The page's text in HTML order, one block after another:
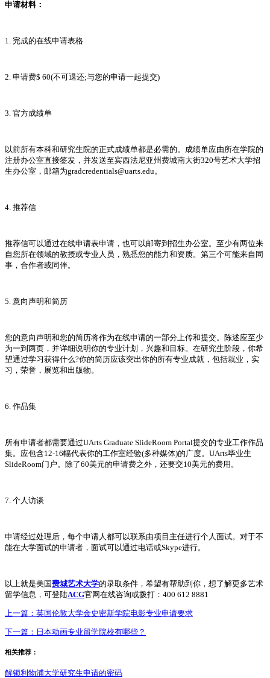
申请材料：
1. 完成的在线申请表格
2. 申请费$ 60(不可退还;与您的申请一起提交)
3. 官方成绩单
以前所有本科和研究生院的正式成绩单都是必需的。成绩单应由所在学院的
注册办公室直接签发，并发送至宾西法尼亚州费城南大街320号艺术大学招
生办公室，邮箱为gradcredentials@uarts.edu。
4. 推荐信
推荐信可以通过在线申请表申请，也可以邮寄到招生办公室。至少有两位来
自您所在领域的教授或专业人员，熟悉您的能力和资质。第三个可能来自同
事，合作者或同伴。
5. 意向声明和简历
您的意向声明和您的简历将作为在线申请的一部分上传和提交。陈述应至少
为一到两页，并详细说明你的专业计划，兴趣和目标。在研究生阶段，你希
望通过学习获得什么?你的简历应该突出你的所有专业成就，包括就业，实
习，荣誉，展览和出版物。
6. 作品集
所有申请者都需要通过UArts Graduate SlideRoom Portal提交的专业工作作品
集。应包含12-16幅代表你的工作室经验(多种媒体)的广度。UArts毕业生
SlideRoom门户。除了60美元的申请费之外，还要交10美元的费用。
7. 个人访谈
申请经过处理后，每个申请人都可以联系由项目主任进行个人面试。对于不
能在大学面试的申请者，面试可以通过电话或Skype进行。
以上就是美国费城艺术大学的录取条件，希望有帮助到你，想了解更多艺术
留学信息，可登陆ACG官网在线咨询或拨打：400 612 8881
上一篇： 英国伦敦大学金史密斯学院电影专业申请要求
下一篇： 日本动画专业留学院校有哪些？
相关推荐：
解锁利物浦大学研究生申请的密码